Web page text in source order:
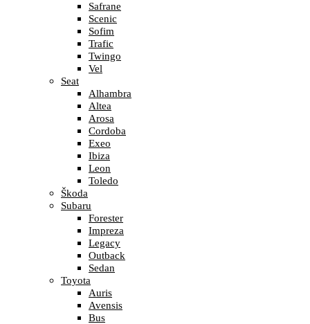
Safrane
Scenic
Sofim
Trafic
Twingo
Vel
Seat
Alhambra
Altea
Arosa
Cordoba
Exeo
Ibiza
Leon
Toledo
Škoda
Subaru
Forester
Impreza
Legacy
Outback
Sedan
Toyota
Auris
Avensis
Bus